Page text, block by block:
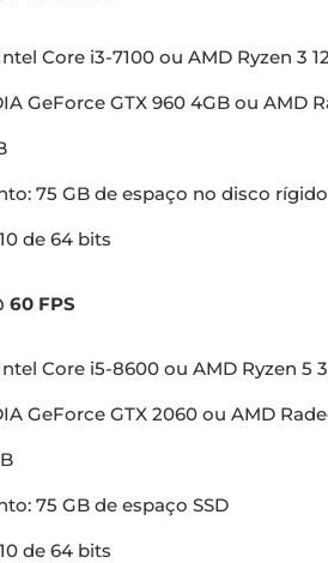
Core i3-7100 ou AMD Ryzen 3
GeForce GTX 960 4GB ou AMD
75 GB de espaço no disco
de 64 bits
60 FPS
Core i5-8600 ou AMD Ryzen 5
GeForce GTX 2060 ou AMD
75 GB de espaço SSD
de 64 bits